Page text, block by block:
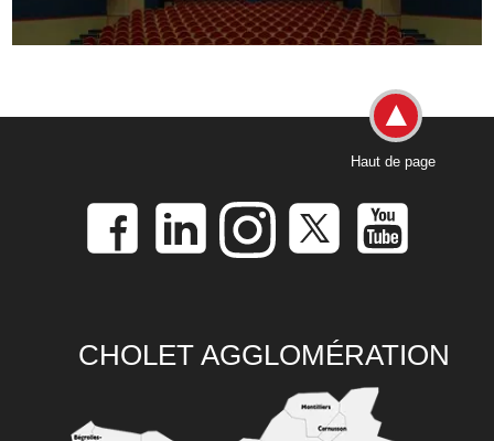
Haut de page
CHOLET AGGLOMÉRATION